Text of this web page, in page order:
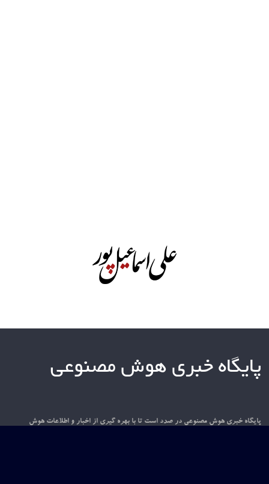
پایگاه خبری هوش مصنوعی
پایگاه خبری هوش مصنوعی در صدد است تا با بهره گیری از اخبار و اطلاعات هوش